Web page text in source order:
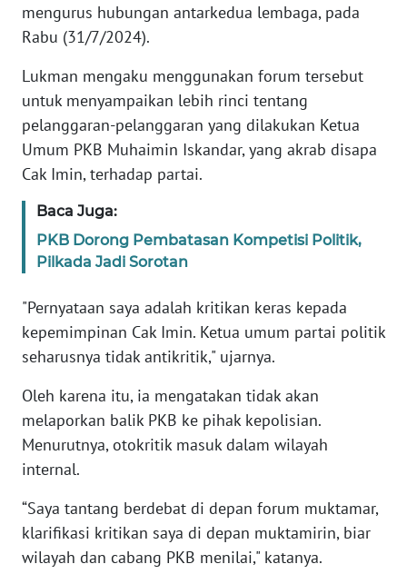
mengurus hubungan antarkedua lembaga, pada
Rabu (31/7/2024).
Lukman mengaku menggunakan forum tersebut
untuk menyampaikan lebih rinci tentang
pelanggaran-pelanggaran yang dilakukan Ketua
Umum PKB Muhaimin Iskandar, yang akrab disapa
Cak Imin, terhadap partai.
Baca Juga:
PKB Dorong Pembatasan Kompetisi Politik,
Pilkada Jadi Sorotan
"Pernyataan saya adalah kritikan keras kepada
kepemimpinan Cak Imin. Ketua umum partai politik
seharusnya tidak antikritik," ujarnya.
Oleh karena itu, ia mengatakan tidak akan
melaporkan balik PKB ke pihak kepolisian.
Menurutnya, otokritik masuk dalam wilayah
internal.
“Saya tantang berdebat di depan forum muktamar,
klarifikasi kritikan saya di depan muktamirin, biar
wilayah dan cabang PKB menilai," katanya.
DISCLAIMER
News
Regional
WN
BANTEN
WN
NTT
WN
PAPUA